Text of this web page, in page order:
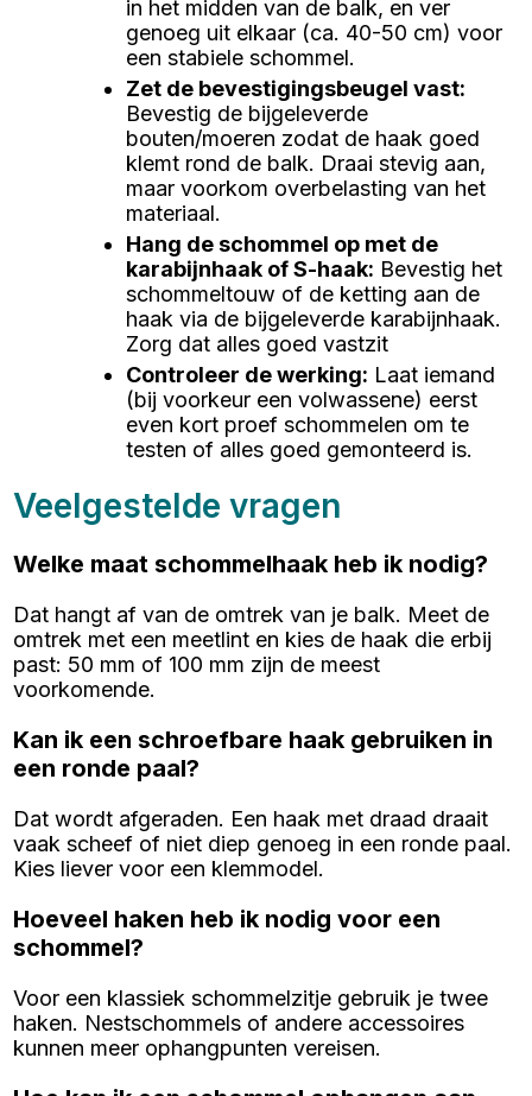
in het midden van de balk, en ver
genoeg uit elkaar (ca. 40-50 cm) voor
een stabiele schommel.
Zet de bevestigingsbeugel vast:
Bevestig de bijgeleverde
bouten/moeren zodat de haak goed
klemt rond de balk. Draai stevig aan,
maar voorkom overbelasting van het
materiaal.
Hang de schommel op met de
karabijnhaak of S-haak: Bevestig het
schommeltouw of de ketting aan de
haak via de bijgeleverde karabijnhaak.
Zorg dat alles goed vastzit
Controleer de werking: Laat iemand
(bij voorkeur een volwassene) eerst
even kort proef schommelen om te
testen of alles goed gemonteerd is.
Veelgestelde vragen
Welke maat schommelhaak heb ik nodig?
Dat hangt af van de omtrek van je balk. Meet de
omtrek met een meetlint en kies de haak die erbij
past: 50 mm of 100 mm zijn de meest
voorkomende.
Kan ik een schroefbare haak gebruiken in
een ronde paal?
Dat wordt afgeraden. Een haak met draad draait
vaak scheef of niet diep genoeg in een ronde paal.
Kies liever voor een klemmodel.
Hoeveel haken heb ik nodig voor een
schommel?
Voor een klassiek schommelzitje gebruik je twee
haken. Nestschommels of andere accessoires
kunnen meer ophangpunten vereisen.